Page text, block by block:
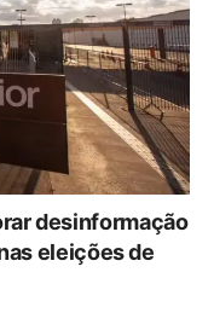
desinformação
eleições de